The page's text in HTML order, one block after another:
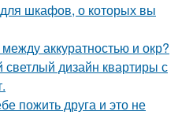
шкафов, о которых вы
аккуратностью и окр?
дизайн квартиры с
пожить друга и это не